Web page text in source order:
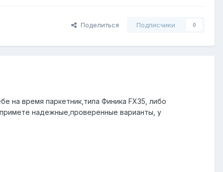
Поделиться Подписчики 0
на время паркетник,типа Финика FX35, либо
надежные,проверенные варианты, у